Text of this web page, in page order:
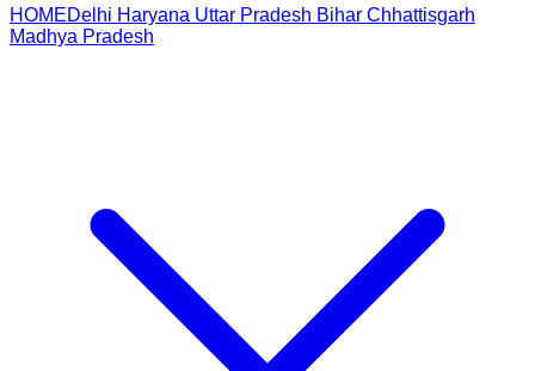
HOMEDelhi Haryana Uttar Pradesh Bihar Chhattisgarh
Madhya Pradesh